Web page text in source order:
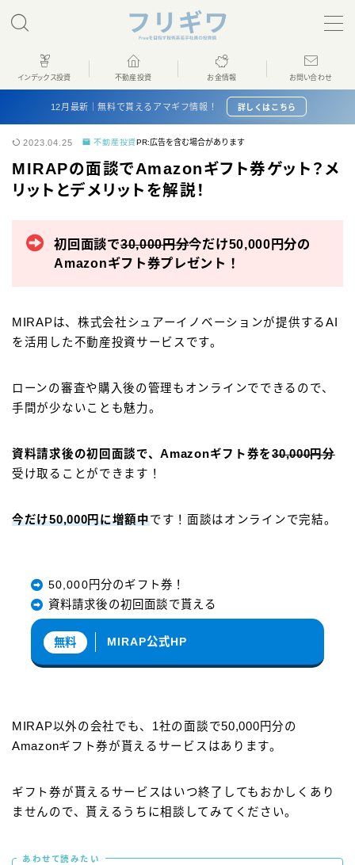
MENU
ホーム
不動産投資
お金情報
お問い合わせ
インデックス投資 不動産投資 お金情報 お問い合わせ
12月最新｜無料で貰えるアマギフ情報！ 詳しくはこちら
2023.04.25 不動産投資PR:広告を含む場合があります
MIRAPの面談でAmazonギフト券ゲット？メ
リットとデメリットを解説！
初回面談で30,000円分今だけ50,000円分の
Amazonギフト券プレゼント！
MIRAPは、株式会社シュアーイノベーションが提供するAI
を活用した不動産投資サービスです。
ローンの審査や購入後の管理もオンラインでできるので、
手間が少ないことも魅力。
資料請求後の初回面談で、Amazonギフト券を30,000円分
受け取ることができます！
今だけ50,000円に増額中です！面談はオンラインで完結。
50,000円分のギフト券！
資料請求後の初回面談で貰える
無料 MIRAP公式HP
MIRAP以外の会社でも、1社の面談で50,000円分の
Amazonギフト券が貰えるサービスはあります。
ギフト券が貰えるサービスはいつ終了してもおかしくあり
ませんので、貰えるうちに相談してみてください。
あわせて読みたい